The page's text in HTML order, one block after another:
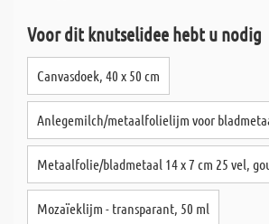
Voor dit knutselidee hebt u nodig
Canvasdoek, 40 x 50 cm
Anlegemilch/metaalfolielijm voor
Metaalfolie/bladmetaal 14 x 7 cm 25 vel,
Mozaïeklijm - transparant, 50 ml